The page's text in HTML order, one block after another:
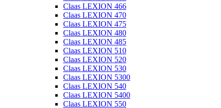
Claas LEXION 466
Claas LEXION 470
Claas LEXION 475
Claas LEXION 480
Claas LEXION 485
Claas LEXION 510
Claas LEXION 520
Claas LEXION 530
Claas LEXION 5300
Claas LEXION 540
Claas LEXION 5400
Claas LEXION 550